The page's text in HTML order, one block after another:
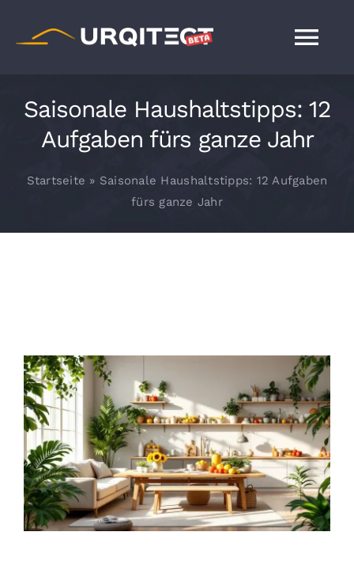
Inhalt
FAQ
Haus entwerfen
Saisonale Haushaltstipps: 12
Aufgaben fürs ganze Jahr
Startseite » Saisonale Haushaltstipps: 12 Aufgaben
fürs ganze Jahr